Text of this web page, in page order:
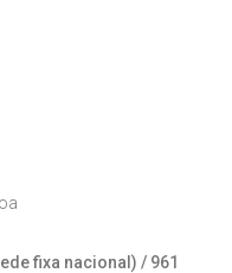
fixa nacional) / 961